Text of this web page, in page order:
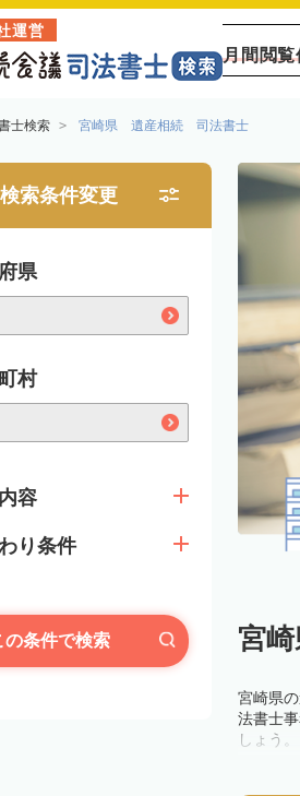
運営
月間閲覧
士検索 宮崎県 遺産相続 司法書士
検索条件変更
県
村
容
り条件
の条件で検索 宮
宮崎県
法書士
しょう。